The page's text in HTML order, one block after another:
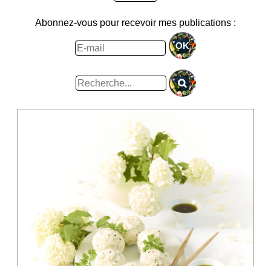
Abonnez-vous pour recevoir mes publications :
Rechercher
: